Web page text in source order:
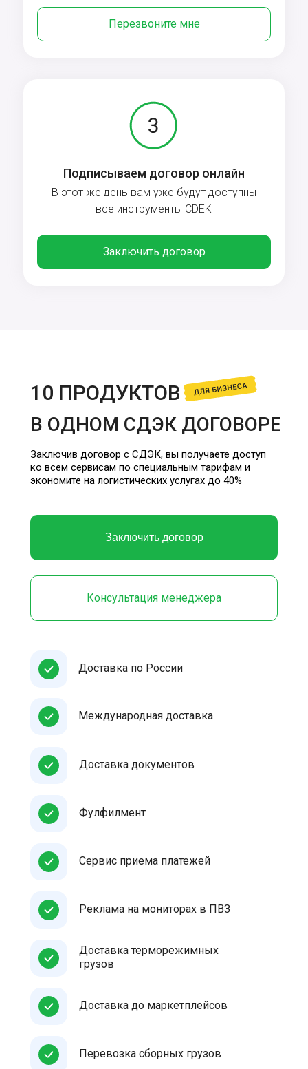
Перезвоните мне
Подписываем договор онлайн
В этот же день вам уже будут доступны
все инструменты CDEK
Заключить договор
В ОДНОМ СДЭК ДОГОВОРЕ
10 ПРОДУКТОВ
Заключить договор
Заключив договор с СДЭК, вы получаете доступ
ко всем сервисам по специальным тарифам и
экономите на логистических услугах до 40%
Консультация менеджера
Перевозка сборных грузов
Доставка до маркетплейсов
Доставка терморежимных
грузов
Международная доставка
Доставка документов
Фулфилмент
Сервис приема платежей
Реклама на мониторах в ПВЗ
Доставка по России